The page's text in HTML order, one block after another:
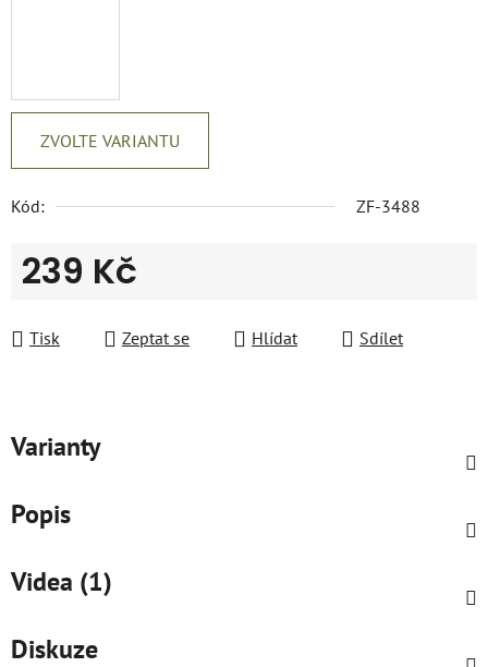
ZVOLTE VARIANTU
Kód: ZF-3488
239 Kč
Tisk
Zeptat se Hlídat Sdílet
Varianty
Popis
Videa (1)
Diskuze